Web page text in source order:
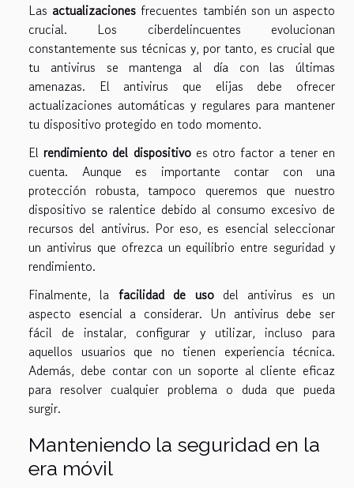
Las actualizaciones frecuentes también son un aspecto
crucial. Los ciberdelincuentes evolucionan
constantemente sus técnicas y, por tanto, es crucial que
tu antivirus se mantenga al día con las últimas
amenazas. El antivirus que elijas debe ofrecer
actualizaciones automáticas y regulares para mantener
tu dispositivo protegido en todo momento.
Elrendimiento del dispositivoes otro factor a tener en
cuenta. Aunque es importante contar con una
protección robusta, tampoco queremos que nuestro
dispositivo se ralentice debido al consumo excesivo de
recursos del antivirus. Por eso, es esencial seleccionar
un antivirus que ofrezca un equilibrio entre seguridad y
rendimiento.
Finalmente, la facilidad de usodel antivirus es un
aspecto esencial a considerar. Un antivirus debe ser
fácil de instalar, configurar y utilizar, incluso para
aquellos usuarios que no tienen experiencia técnica.
Además, debe contar con un soporte al cliente eficaz
para resolver cualquier problema o duda que pueda
surgir.
Manteniendo la seguridad en la
era móvil